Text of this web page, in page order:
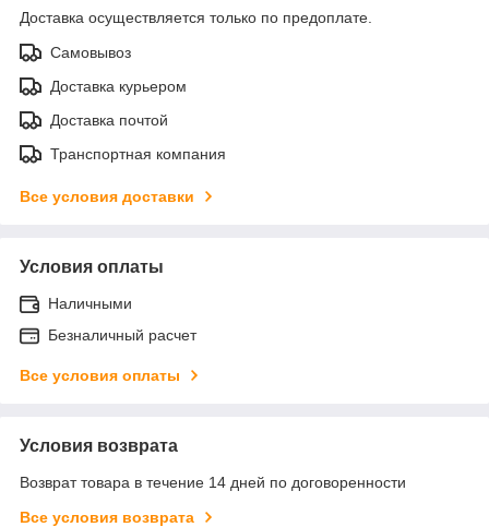
Доставка осуществляется только по предоплате.
Самовывоз
Доставка курьером
Доставка почтой
Транспортная компания
Все условия доставки
Условия оплаты
Наличными
Безналичный расчет
Все условия оплаты
Условия возврата
Возврат товара в течение 14 дней по договоренности
Все условия возврата